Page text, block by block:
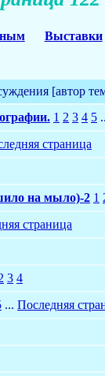
Выставки
[автор
1 2 3 4 5
страница
на мыло)-2 1
страница
3 4
... Последняя